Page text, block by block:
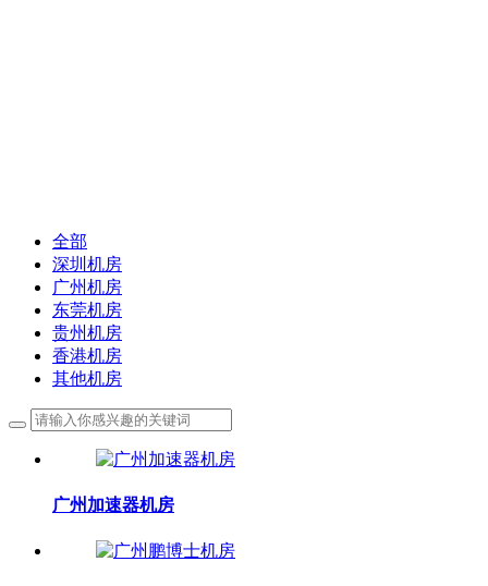
全部
深圳机房
广州机房
东莞机房
贵州机房
香港机房
其他机房
广州加速器机房